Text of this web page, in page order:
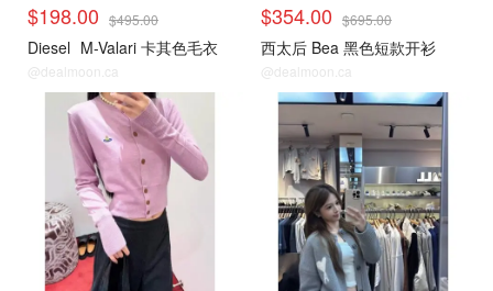
$198.00 $495.00
Diesel M-Valari 卡其色毛衣
@dealmoon.ca
$354.00 $695.00
西太后 Bea 黑色短款开衫
@dealmoon.ca
毛衣针织衫 毛衣针织衫